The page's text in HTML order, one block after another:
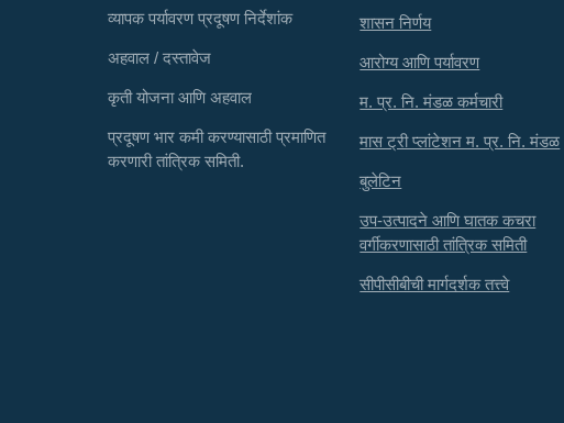
व्यापक पर्यावरण प्रदूषण निर्देशांक
अहवाल / दस्तावेज
कृती योजना आणि अहवाल
प्रदूषण भार कमी करण्यासाठी प्रमाणित
करणारी तांत्रिक समिती.
शासन निर्णय
आरोग्य आणि पर्यावरण
म. प्र. नि. मंडळ कर्मचारी
मास ट्री प्लांटेशन म. प्र. नि. मंडळ
बुलेटिन
उप-उत्पादने आणि घातक कचरा
वर्गीकरणासाठी तांत्रिक समिती
सीपीसीबीची मार्गदर्शक तत्त्वे